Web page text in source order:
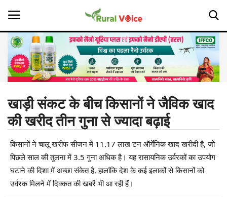
Home
Contact
About Us
Leadership Profiles
Opinion
खाड़ी संकट के बीच किसानों ने जैविक खाद
की खरीद तीन गुना से ज्यादा बढ़ाई
किसानों ने चालू खरीफ सीजन में 11.17 लाख टन ऑर्गेनिक खाद खरीदी है, जो
पिछले साल की तुलना में 3.5 गुना अधिक है। यह रासायनिक उर्वरकों का उपयोग
घटाने की दिशा में अच्छा संकेत है, हालांकि देश के कई इलाकों से किसानों को
उर्वरक मिलने में दिक्कत की खबरें भी आ रही हैं।